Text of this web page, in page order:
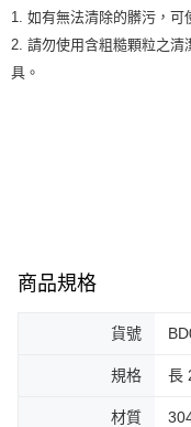
1. 如有無法清除的髒污，可
2. 請勿使用含粗糙顆粒之
具。
商品規格
貨號
規格 長
材質